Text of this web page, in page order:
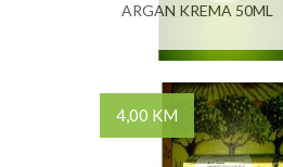
ARGAN KREMA 50ML
4,00 KM